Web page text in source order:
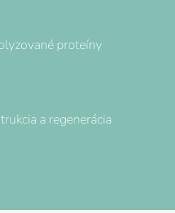
proteíny
a regenerácia